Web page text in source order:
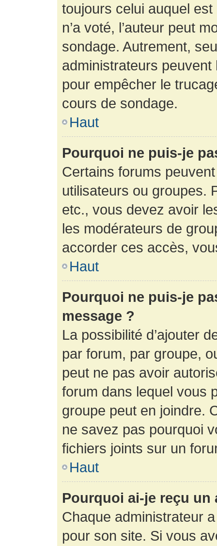
toujours celui auquel
n’a voté, l’auteur peut
sondage. Autrement,
administrateurs
pour empêcher le
cours de sondage.
Haut
Pourquoi ne puis-je
Certains forums
utilisateurs ou groupes.
etc., vous devez avoir
les modérateurs de
accorder ces accès,
Haut
Pourquoi ne puis-je
message ?
La possibilité d’ajouter
par forum, par groupe,
peut ne pas avoir
forum dans lequel vous
groupe peut en joindre.
ne savez pas pourquoi
fichiers joints sur un
Haut
Pourquoi ai-je reçu un
Chaque administrateur
pour son site. Si vous